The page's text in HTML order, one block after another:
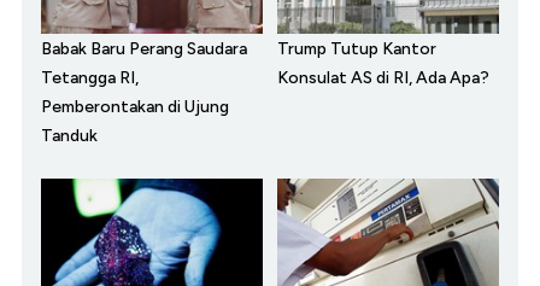
Babak Baru Perang Saudara
Tetangga RI,
Pemberontakan di Ujung
Tanduk
Trump Tutup Kantor
Konsulat AS di RI, Ada Apa?